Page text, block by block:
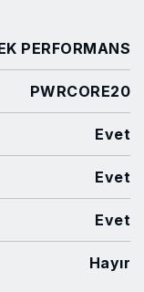
PERFORMANS
PWRCORE20
Evet
Evet
Evet
Hayır